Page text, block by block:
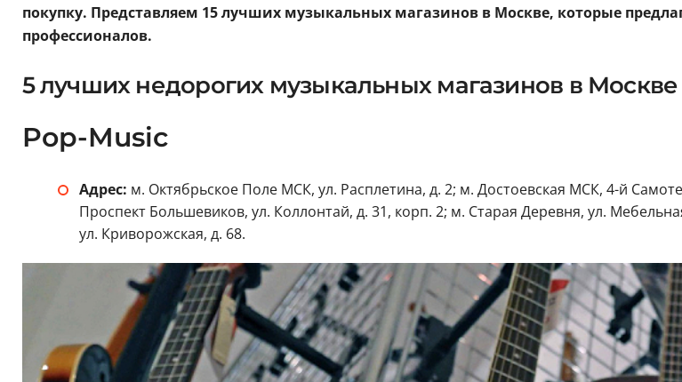
покупку. Представляем 15 лучших музыкальных магазинов в Москве, которые
профессионалов.
5 лучших недорогих музыкальных магазинов в Москве
Pop-Music
Адрес: м. Октябрьское Поле МСК, ул. Расплетина, д. 2; м. Достоевская МСК, 4-й
Проспект Большевиков, ул. Коллонтай, д. 31, корп. 2; м. Старая Деревня, ул.
ул. Криворожская, д. 68.